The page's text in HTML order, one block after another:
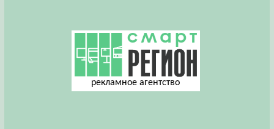
рекламное агентство